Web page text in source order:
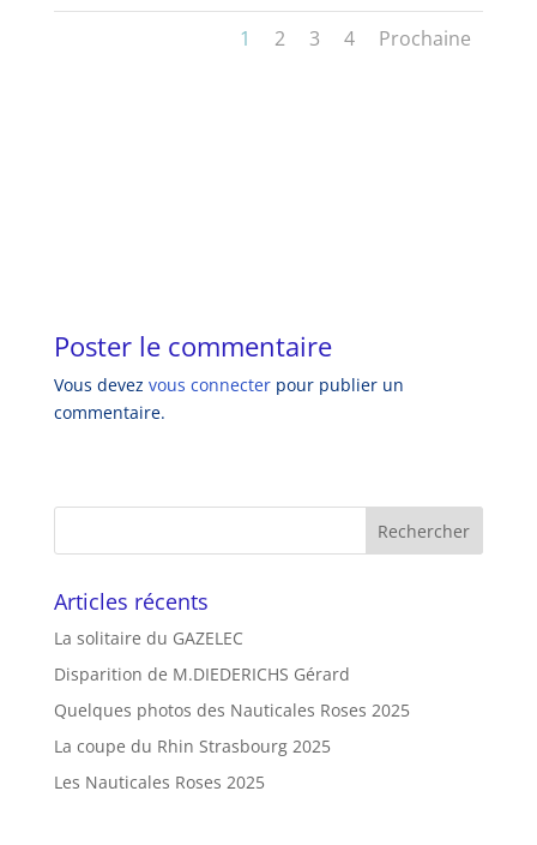
1 2 3 4 Prochaine
Poster le commentaire
Vous devez vous connecterpour publier un
commentaire.
Articles récents
La solitaire du GAZELEC
Disparition de M.DIEDERICHS Gérard
Quelques photos des Nauticales Roses 2025
La coupe du Rhin Strasbourg 2025
Les Nauticales Roses 2025